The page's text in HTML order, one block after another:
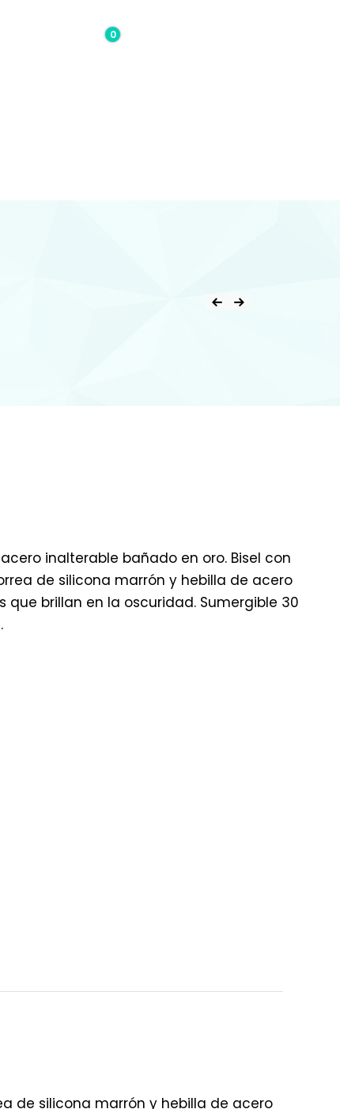
0,00€
0
acero inalterable bañado en oro. Bisel con
de silicona marrón y hebilla de acero
que brillan en la oscuridad. Sumergible 30
de silicona marrón y hebilla de acero